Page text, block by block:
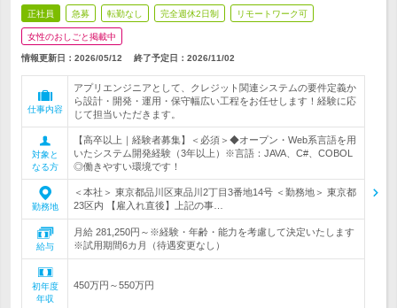
正社員 急募 転勤なし 完全週休2日制 リモートワーク可
女性のおしごと掲載中
情報更新日：2026/05/12 終了予定日： 2026/11/02
仕事内容
アプリエンジニアとして、クレジット関連システムの要件定義か
ら設計・開発・運用・保守幅広い工程をお任せします！経験に応
じて担当いただきます。
対象と
なる方
【高卒以上｜経験者募集】＜必須＞◆オープン・Web系言語を用
いたシステム開発経験（3年以上）※言語：JAVA、C#、COBOL
◎働きやすい環境です！
勤務地
＜本社＞ 東京都品川区東品川2丁目3番地14号 ＜勤務地＞ 東京都
23区内 【雇入れ直後】上記の事…
給与
月給 281,250円～※経験・年齢・能力を考慮して決定いたします
※試用期間6カ月（待遇変更なし）
初年度
年収
450万円～550万円